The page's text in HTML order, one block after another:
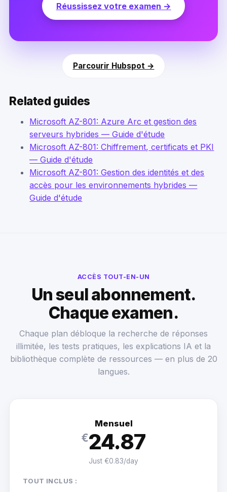
Réussissez votre examen →
Parcourir Hubspot →
Related guides
Microsoft AZ-801: Azure Arc et gestion des
serveurs hybrides — Guide d'étude
Microsoft AZ-801: Chiffrement, certificats et PKI
— Guide d'étude
Microsoft AZ-801: Gestion des identités et des
accès pour les environnements hybrides —
Guide d'étude
ACCÈS TOUT-EN-UN
Un seul abonnement.
Chaque examen.
Chaque plan débloque la recherche de réponses
illimitée, les tests pratiques, les explications IA et la
bibliothèque complète de ressources — en plus de 20
langues.
Mensuel
€24.87
Just €0.83/day
TOUT INCLUS :